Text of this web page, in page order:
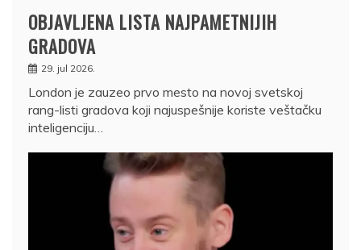
OBJAVLJENA LISTA NAJPAMETNIJIH
GRADOVA
29. jul 2026.
London je zauzeo prvo mesto na novoj svetskoj
rang-listi gradova koji najuspešnije koriste veštačku
inteligenciju…